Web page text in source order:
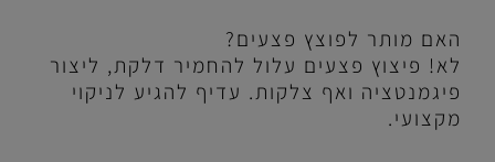
האם מותר לפוצץ פצעים?
לא! פיצוץ פצעים עלול להחמיר דלקת, ליצור
פיגמנטציה ואף צלקות. עדיף להגיע לניקוי
מקצועי.